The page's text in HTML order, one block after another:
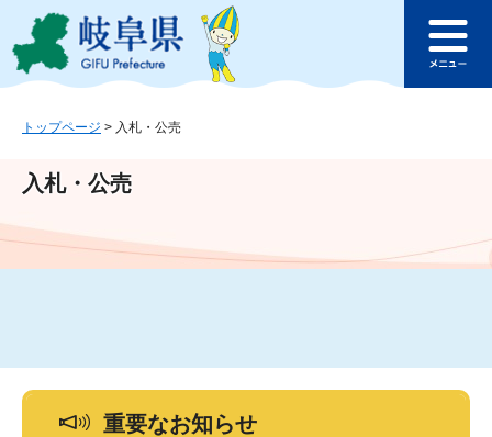
ジ
ュ
文
このページの本文へ
ュ
トップページ > 入札・公売
入札・公売
重要なお知らせ